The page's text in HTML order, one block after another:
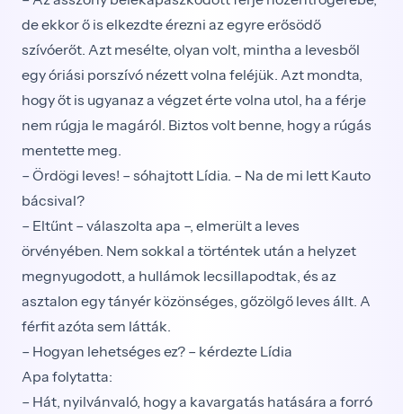
de ekkor ő is elkezdte érezni az egyre erősödő
szívóerőt. Azt mesélte, olyan volt, mintha a levesből
egy óriási porszívó nézett volna feléjük. Azt mondta,
hogy őt is ugyanaz a végzet érte volna utol, ha a férje
nem rúgja le magáról. Biztos volt benne, hogy a rúgás
mentette meg.
– Ördögi leves! – sóhajtott Lídia. – Na de mi lett Kauto
bácsival?
– Eltűnt – válaszolta apa –, elmerült a leves
örvényében. Nem sokkal a történtek után a helyzet
megnyugodott, a hullámok lecsillapodtak, és az
asztalon egy tányér közönséges, gőzölgő leves állt. A
férfit azóta sem látták.
– Hogyan lehetséges ez? – kérdezte Lídia
Apa folytatta:
– Hát, nyilvánvaló, hogy a kavargatás hatására a forró